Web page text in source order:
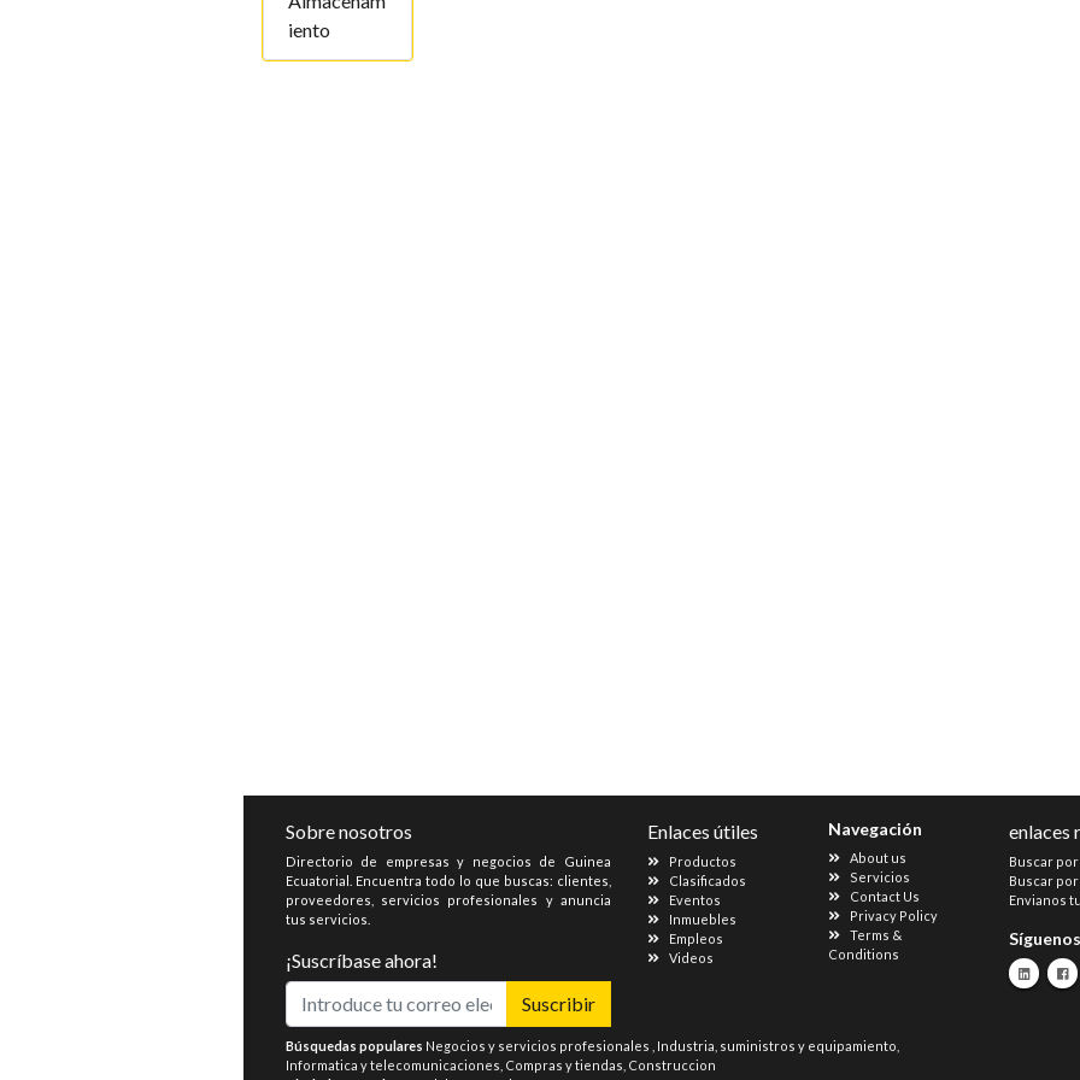
iento
Sobre nosotros
Directorio de empresas y negocios de Guinea
Ecuatorial. Encuentra todo lo que buscas: clientes,
proveedores, servicios profesionales y anuncia
tus servicios.
¡Suscríbase ahora!
Suscribir
Enlaces útiles
Productos
Clasificados
Eventos
Inmuebles
Empleos
Videos
Navegación
About us
Servicios
Contact Us
Privacy Policy
Terms &
Conditions
enlaces
Buscar
Buscar
Envianos
Búsquedas populares Negocios y servicios profesionales Industria, suministros y equipamiento
Informatica y telecomunicaciones Compras y tiendas Construccion